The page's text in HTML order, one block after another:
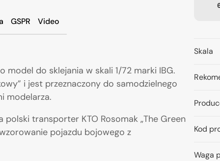
GSPR Video
model do sklejania w skali 1/72 marki IBG.
i jest przeznaczony do samodzielnego
modelarza.
transporter KTO Rosomak „The Green
pojazdu bojowego z
Skala
Kod
Waga